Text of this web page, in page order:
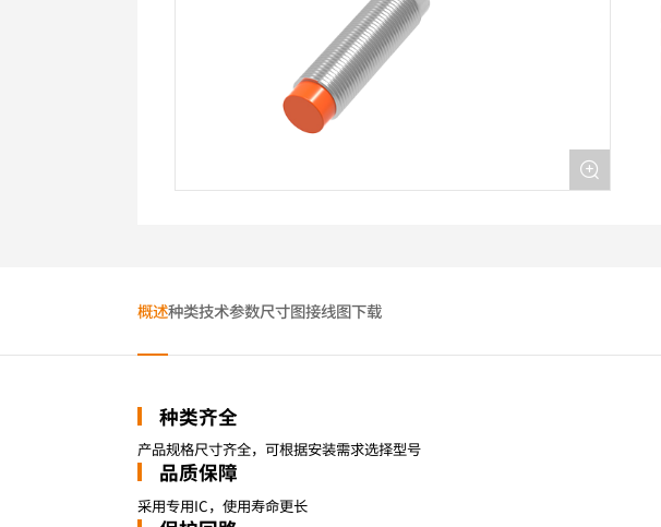
概述种类技术参数尺寸图接线图下载
种类齐全
产品规格尺寸齐全，可根据安装需求选择型号
品质保障
采用专用IC，使用寿命更长